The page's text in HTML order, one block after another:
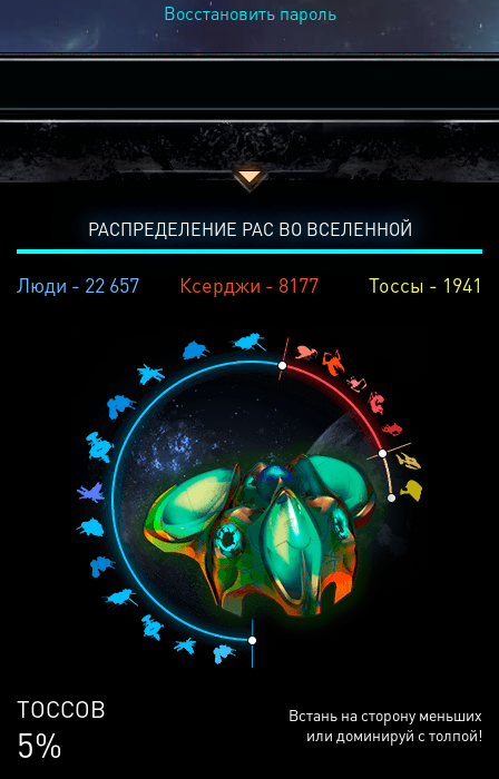
Восстановить пароль
РАСПРЕДЕЛЕНИЕ РАС ВО ВСЕЛЕННОЙ
Люди - 22 657 Ксерджи - 8177 Тоссы - 1941
ЛЮДЕЙ
69%
Встань на сторону меньших
или доминируй с толпой!